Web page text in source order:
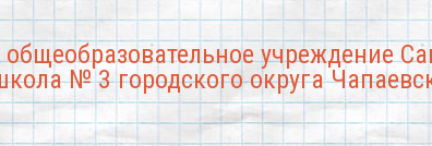
учреждение
№ 3 городского округа